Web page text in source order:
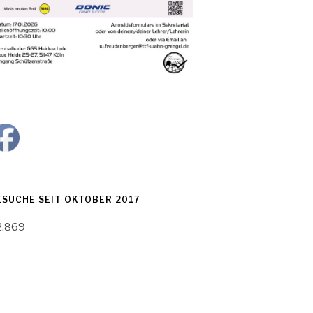
SEIT OKTOBER 2017